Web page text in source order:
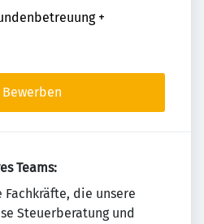
+
Bewerben
Teams:
die unsere
Steuerberatung und